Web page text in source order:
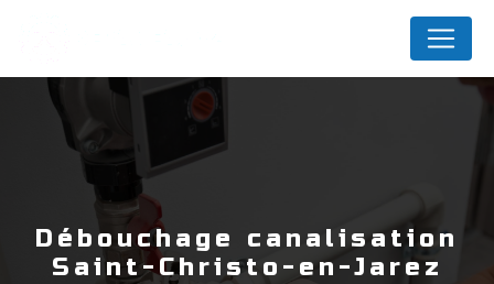
débouchage canalisation
Saint-Christo-en-Jarez